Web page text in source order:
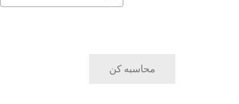
محاسبه کن